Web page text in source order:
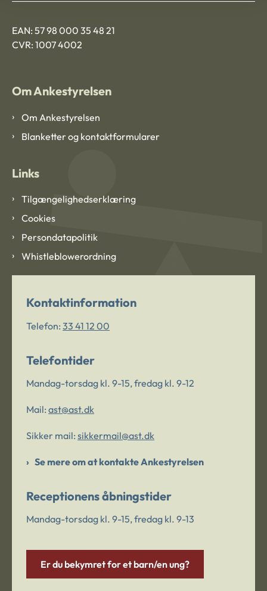
EAN: 57 98 000 35 48 21
CVR: 1007 4002
Om Ankestyrelsen
Om Ankestyrelsen
Blanketter og kontaktformularer
Links
Tilgængelighedserklæring
Cookies
Persondatapolitik
Whistleblowerordning
Kontaktinformation
Telefon: 33 41 12 00
Telefontider
Mandag-torsdag kl. 9-15, fredag kl. 9-12
Mail: ast@ast.dk
Sikker mail: sikkermail@ast.dk
Se mere om at kontakte Ankestyrelsen
Receptionens åbningstider
Mandag-torsdag kl. 9-15, fredag kl. 9-13
Er du bekymret for et barn/en ung?